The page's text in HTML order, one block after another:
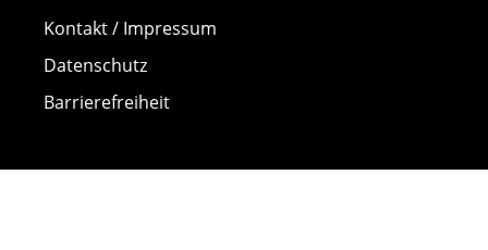
Kontakt / Impressum
Datenschutz
Barrierefreiheit